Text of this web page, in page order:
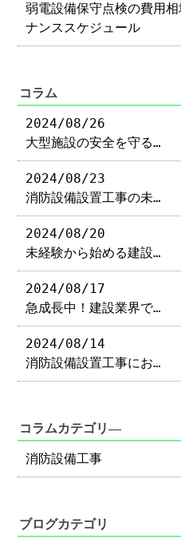
弱電設備保守点検の費用
ナンススケジュール
コラム
2024/08/26
大型施設の安全を守る…
2024/08/23
消防設備設置工事の未…
2024/08/20
未経験から始める建設…
2024/08/17
急成長中！建設業界で…
2024/08/14
消防設備設置工事にお…
コラムカテゴリ―
消防設備工事
ブログカテゴリ